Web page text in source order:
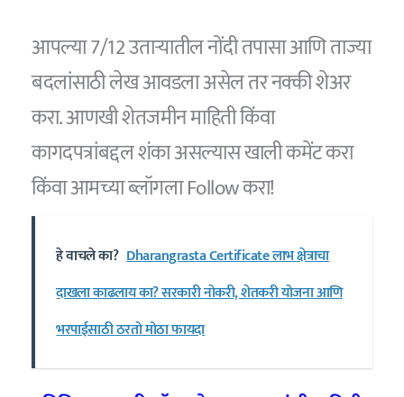
आपल्या 7/12 उताऱ्यातील नोंदी तपासा आणि ताज्या
बदलांसाठी लेख आवडला असेल तर नक्की शेअर
करा. आणखी शेतजमीन माहिती किंवा
कागदपत्रांबद्दल शंका असल्यास खाली कमेंट करा
किंवा आमच्या ब्लॉगला Follow करा!
हे वाचले का? Dharangrasta Certificate लाभ क्षेत्राचा
दाखला काढलाय का? सरकारी नोकरी, शेतकरी योजना आणि
भरपाईसाठी ठरतो मोठा फायदा